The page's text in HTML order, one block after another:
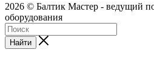
2026 © Балтик Мастер - ведущий
оборудования
Найти